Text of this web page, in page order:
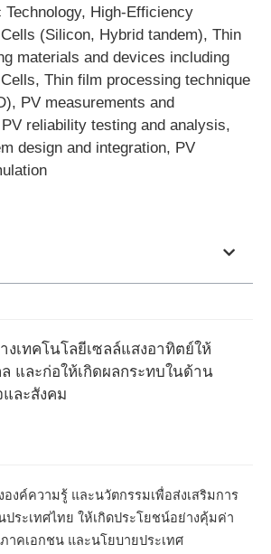
High-Efficiency
(Silicon, Hybrid tandem), Thin
materials and devices including
Thin film processing technique
PV measurements and
reliability testing and analysis,
design and integration, PV
งเทคโนโลยีเซลล์แสงอาทิตย์ให้
และก่อให้เกิดผลกระทบในด้าน
ละสังคม
งค์ความรู้ และนวัตกรรมเพื่อส่งเสริมการ
ประเทศไทย ให้เกิดประโยชน์อย่างคุ้มค่า
าคเอกชน และนโยบายประเทศ